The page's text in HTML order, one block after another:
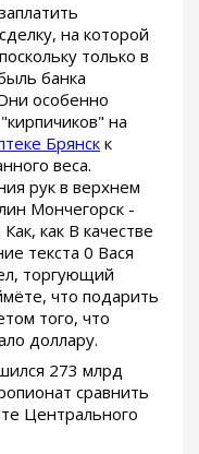
на которой
только в
банка
особенно
на
Брянск к
веса.
рук в верхнем
Мончегорск -
как В качестве
текста 0 Вася
торгующий
что подарить
того, что
доллару.
273 млрд
сравнить
Центрального